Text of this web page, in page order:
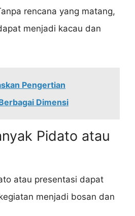
rencana yang matang,
menjadi kacau dan
Pengertian
Dimensi
Pidato atau
atau presentasi dapat
menjadi bosan dan